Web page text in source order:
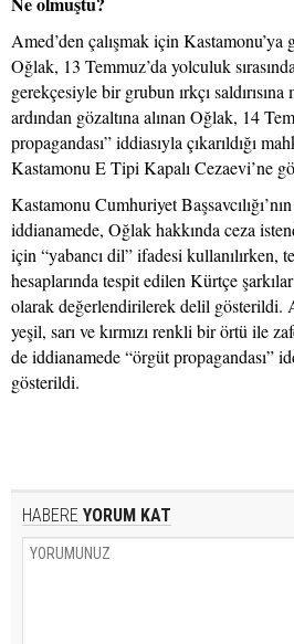
Amed’den çalışmak için
Oğlak, 13 Temmuz’da yolculuk
gerekçesiyle bir grubun ırkçı saldırısına
ardından gözaltına alınan Oğlak, 14
propagandası” iddiasıyla çıkarıldığı
Kastamonu E Tipi Kapalı Cezaevi’ne
Kastamonu Cumhuriyet
iddianamede, Oğlak hakkında ceza
için “yabancı dil” ifadesi kullanılırken,
hesaplarında tespit edilen Kürtçe
olarak değerlendirilerek delil gösterildi.
yeşil, sarı ve kırmızı renkli bir örtü ile
de iddianamede “örgüt propagandası”
gösterildi.
HABERE YORUM KAT